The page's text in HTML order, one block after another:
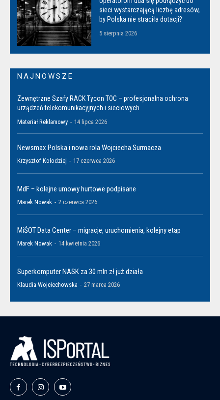
sieci wystarczającą liczbę adresów,
by Polska nie straciła dotacji?
5 sierpnia 2026
NAJNOWSZE
Zewnętrzne Szafy RACK Tycon TOC – profesjonalna ochrona
urządzeń telekomunikacyjnych i sieciowych
Materiał Reklamowy - 14 lipca 2026
Newsmax Polska i nowa rola Wojciecha Surmacza
Krzysztof Kołodziej - 17 czerwca 2026
MdF – kolejne umowy hurtowe podpisane
Marek Nowak - 2 czerwca 2026
MiŚOT Data Center – migracje, uruchomienia, kolejny etap
Marek Nowak - 14 kwietnia 2026
Superkomputer NASK za 30 mln zł już działa
Klaudia Wojciechowska - 27 marca 2026